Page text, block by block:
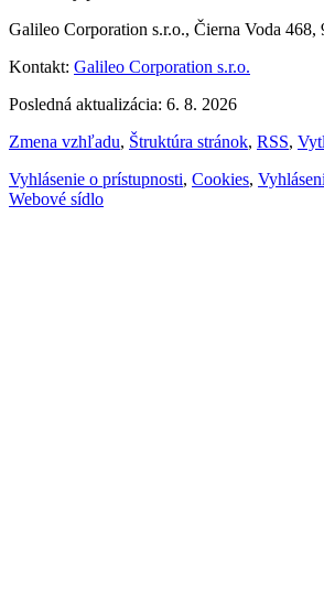
Galileo Corporation s.r.o., Čierna Voda 468,
Kontakt: Galileo Corporation s.r.o.
Posledná aktualizácia: 6. 8. 2026
Zmena vzhľadu, Štruktúra stránok, RSS,
Vyhlásenie o prístupnosti, Cookies,
Webové sídlo